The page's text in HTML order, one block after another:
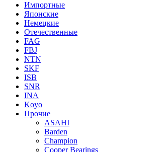
Импортные
Японские
Немецкие
Отечественные
FAG
FBJ
NTN
SKF
ISB
SNR
INA
Koyo
Прочие
ASAHI
Barden
Champion
Cooper Bearings